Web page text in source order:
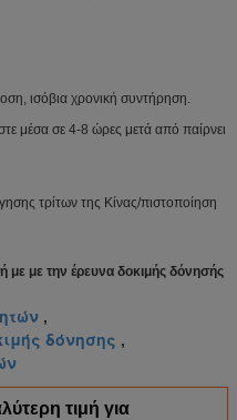
ισόβια χρονική συντήρηση.
μέσα σε 4-8 ώρες μετά από παίρνει
τρίτων της Κίνας/πιστοποίηση
με με την έρευνα δοκιμής δόνησής
,
δόνησης ,
τιμή για